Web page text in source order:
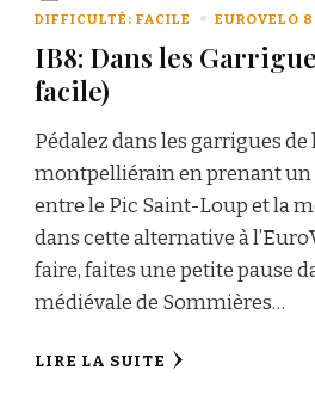
DIFFICULTÉ: FACILE EUROVELO
IB8: Dans les
facile)
Pédalez dans les garrigues de
montpelliérain en prenant un
entre le Pic Saint-Loup et la
dans cette alternative à
faire, faites une petite pause
médiévale de Sommières…
LIRE LA SUITE